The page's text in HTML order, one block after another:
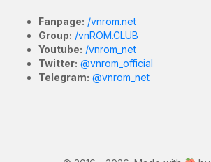
Fanpage: /vnrom.net
Group: /vnROM.CLUB
Youtube: /vnrom_net
Twitter: @vnrom_official
Telegram: @vnrom_net